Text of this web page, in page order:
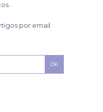
por email.
OK